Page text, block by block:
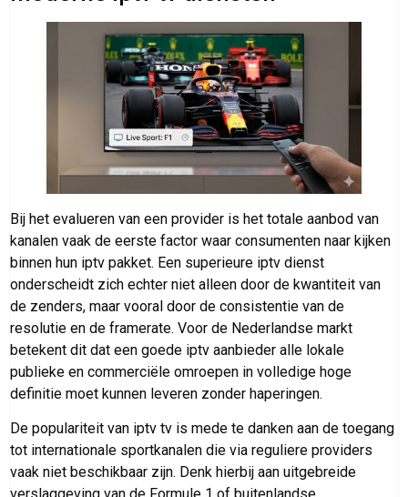
Bij het evalueren van een provider is het totale aanbod van
kanalen vaak de eerste factor waar consumenten naar kijken
binnen hun iptv pakket. Een superieure iptv dienst
onderscheidt zich echter niet alleen door de kwantiteit van
de zenders, maar vooral door de consistentie van de
resolutie en de framerate. Voor de Nederlandse markt
betekent dit dat een goede iptv aanbieder alle lokale
publieke en commerciële omroepen in volledige hoge
definitie moet kunnen leveren zonder haperingen.
De populariteit van iptv tv is mede te danken aan de toegang
tot internationale sportkanalen die via reguliere providers
vaak niet beschikbaar zijn. Denk hierbij aan uitgebreide